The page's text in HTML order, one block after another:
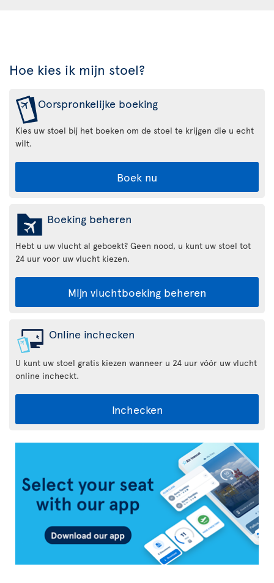
Hoe kies ik mijn stoel?
Oorspronkelijke boeking
Kies uw stoel bij het boeken om de stoel te krijgen die u echt
wilt.
Boek nu
Boeking beheren
Hebt u uw vlucht al geboekt? Geen nood, u kunt uw stoel tot
24 uur voor uw vlucht kiezen.
Mijn vluchtboeking beheren
Online inchecken
U kunt uw stoel gratis kiezen wanneer u 24 uur vóór uw vlucht
online incheckt.
Inchecken
App